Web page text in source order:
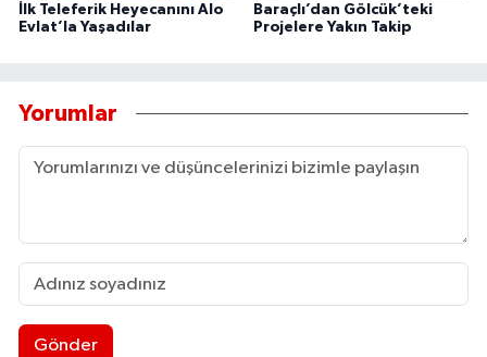
İlk Teleferik Heyecanını Alo
Evlat’la Yaşadılar
Baraçlı’dan Gölcük’teki
Projelere Yakın Takip
Yorumlar
Gönder